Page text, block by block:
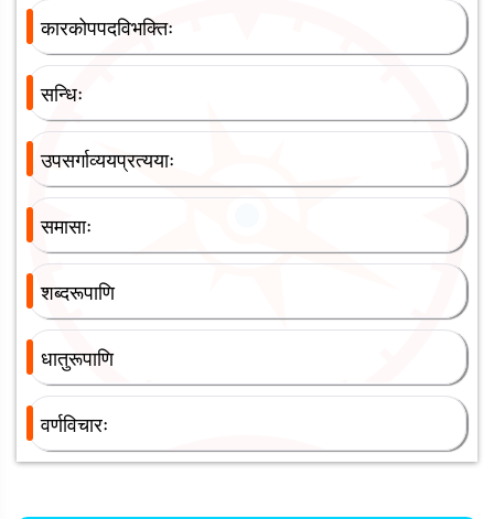
कारकोपपदविभक्तिः
सन्धिः
उपसर्गाव्ययप्रत्ययाः
समासाः
शब्दरूपाणि
धातुरूपाणि
वर्णविचारः